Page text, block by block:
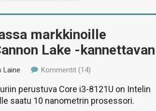
markkinoille
Lake -kannettavan
Laine Kommentit (14)
perustuva Core i3-8121U on Intelin
saatu 10 nanometrin prosessori.